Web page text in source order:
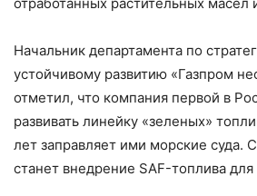
Начальник департамента по
устойчивому развитию «Газпром
отметил, что компания первой в
развивать линейку «зеленых»
лет заправляет ими морские
станет внедрение SAF-топлива для